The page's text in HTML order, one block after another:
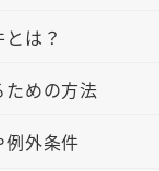
は？
めの方法
外条件